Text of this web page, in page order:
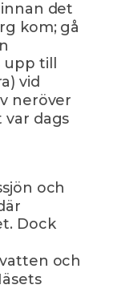
det
kom; gå
upp till
vid
neröver
dags
och
Dock
och